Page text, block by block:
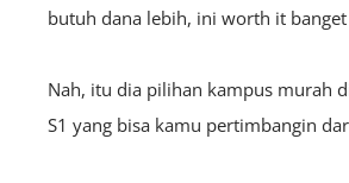
butuh dana lebih, ini worth it
Nah, itu dia pilihan kampus murah
S1 yang bisa kamu pertimbangin